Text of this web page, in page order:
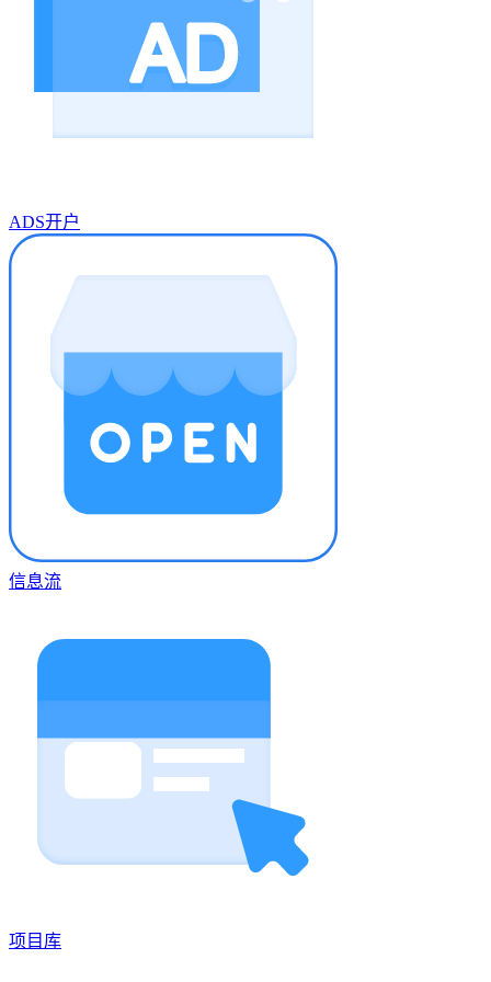
ADS开户
信息流
项目库